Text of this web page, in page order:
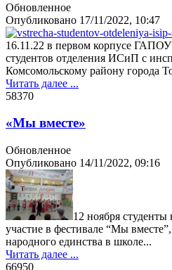
Обновленное
Опубликовано 17/11/2022, 10:47
16.11.22 в первом корпусе
студентов отделения ИСиП с
Комсомольскому району города
Читать далее ...
58370
«Мы вместе»
Обновленное
Опубликовано 14/11/2022, 09:16
12 ноября
участие в фестивале “Мы
народного единства в школе...
Читать далее ...
66950